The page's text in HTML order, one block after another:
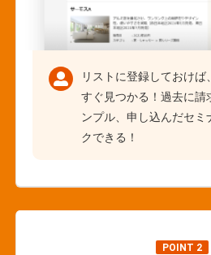
リストに登録しておけ
すぐ見つかる！過去に請
ンプル、申し込んだセミ
クできる！
POINT 2